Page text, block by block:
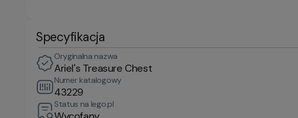
Specyfikacja
Oryginalna nazwa
Ariel's Treasure Chest
Numer katalogowy
43229
Status na lego.pl